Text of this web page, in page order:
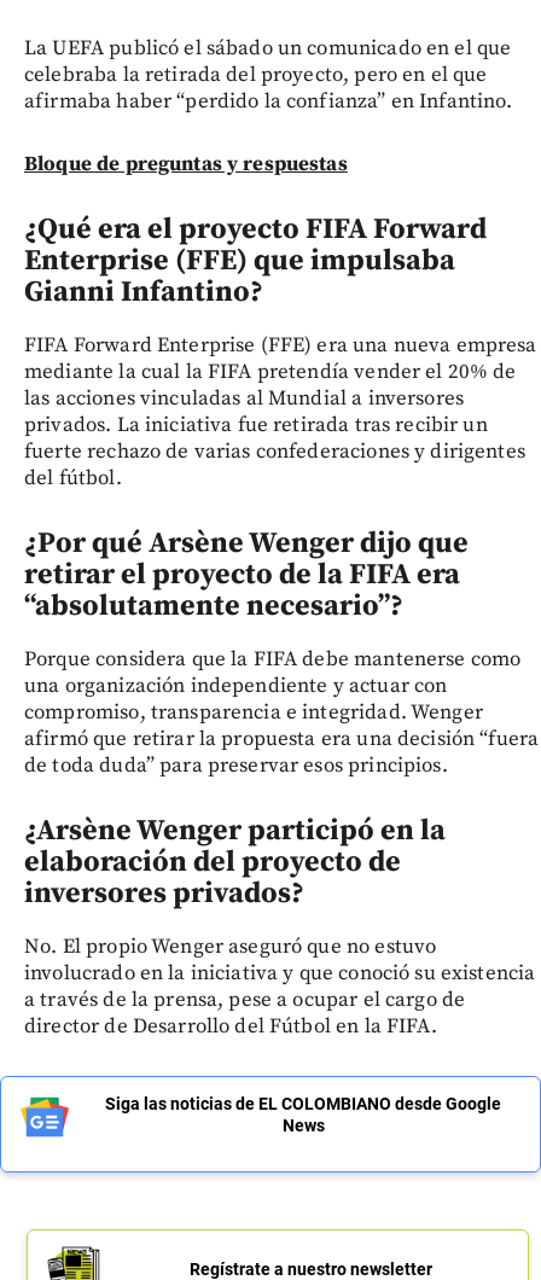
La UEFA publicó el sábado un comunicado en el que
celebraba la retirada del proyecto, pero en el que
afirmaba haber “perdido la confianza” en Infantino.
Bloque de preguntas y respuestas
¿Qué era el proyecto FIFA Forward
Enterprise (FFE) que impulsaba
Gianni Infantino?
FIFA Forward Enterprise (FFE) era una nueva empresa
mediante la cual la FIFA pretendía vender el 20% de
las acciones vinculadas al Mundial a inversores
privados. La iniciativa fue retirada tras recibir un
fuerte rechazo de varias confederaciones y dirigentes
del fútbol.
¿Por qué Arsène Wenger dijo que
retirar el proyecto de la FIFA era
“absolutamente necesario”?
Porque considera que la FIFA debe mantenerse como
una organización independiente y actuar con
compromiso, transparencia e integridad. Wenger
afirmó que retirar la propuesta era una decisión “fuera
de toda duda” para preservar esos principios.
¿Arsène Wenger participó en la
elaboración del proyecto de
inversores privados?
No. El propio Wenger aseguró que no estuvo
involucrado en la iniciativa y que conoció su existencia
a través de la prensa, pese a ocupar el cargo de
director de Desarrollo del Fútbol en la FIFA.
Siga las noticias de EL COLOMBIANO desde Google
News
Regístrate a nuestro newsletter